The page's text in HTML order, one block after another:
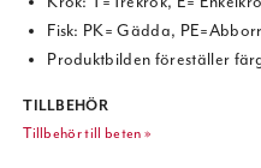
Fisk: PK= Gädda,
Produktbilden föreställer
TILLBEHÖR
Tillbehör till beten »